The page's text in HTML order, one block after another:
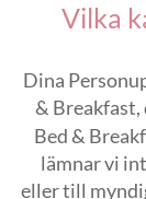
Vilka
Dina
&
Bed &
lämnar vi
eller till